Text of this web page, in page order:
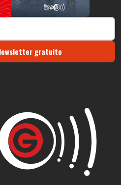
gratuite